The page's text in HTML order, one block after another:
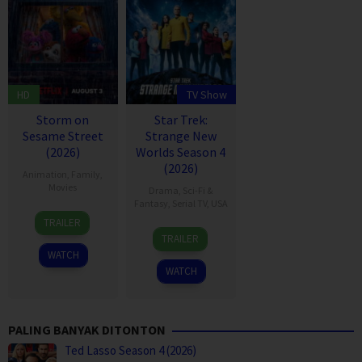
HD
Storm on
Sesame Street
(2026)
3
Aug
2026
Scott
Preston
TRAILER
WATCH
TV Show
Star Trek:
Strange New
Worlds Season 4
(2026)
5
May
2022
Jenny
Lumet
TRAILER
WATCH
PALING BANYAK DITONTON
Ted Lasso Season 4 (2026)